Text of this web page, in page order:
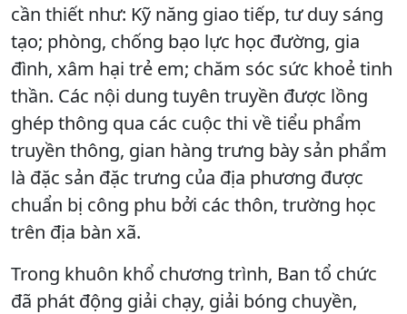
cần thiết như: Kỹ năng giao tiếp, tư duy sáng
tạo; phòng, chống bạo lực học đường, gia
đình, xâm hại trẻ em; chăm sóc sức khoẻ tinh
thần. Các nội dung tuyên truyền được lồng
ghép thông qua các cuộc thi về tiểu phẩm
truyền thông, gian hàng trưng bày sản phẩm
là đặc sản đặc trưng của địa phương được
chuẩn bị công phu bởi các thôn, trường học
trên địa bàn xã.
Trong khuôn khổ chương trình, Ban tổ chức
đã phát động giải chạy, giải bóng chuyền,